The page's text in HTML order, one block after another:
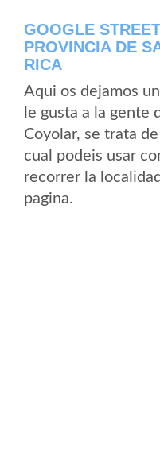
GOOGLE
PROVINCIA DE
RICA
Aqui os dejamos
le gusta a la gente
Coyolar, se trata
cual podeis usar
recorrer la
pagina.